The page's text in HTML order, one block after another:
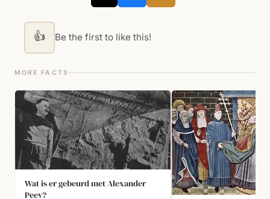
👍 Be the first to like this!
MORE FACTS
Wat is er gebeurd met Alexander
Peev?